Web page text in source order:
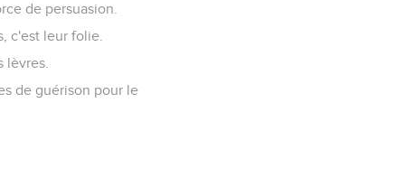
de persuasion.
c'est leur folie.
lèvres.
de guérison pour le